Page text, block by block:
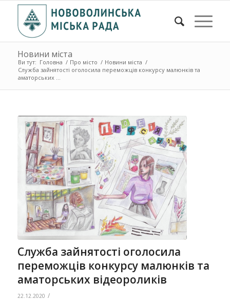
Новини міста
Ви тут: Головна / Про місто / Новини міста /
Служба зайнятості оголосила переможців конкурсу малюнків та
аматорських ...
Служба зайнятості оголосила
переможців конкурсу малюнків та
аматорських відеороликів
22.12.2020 /